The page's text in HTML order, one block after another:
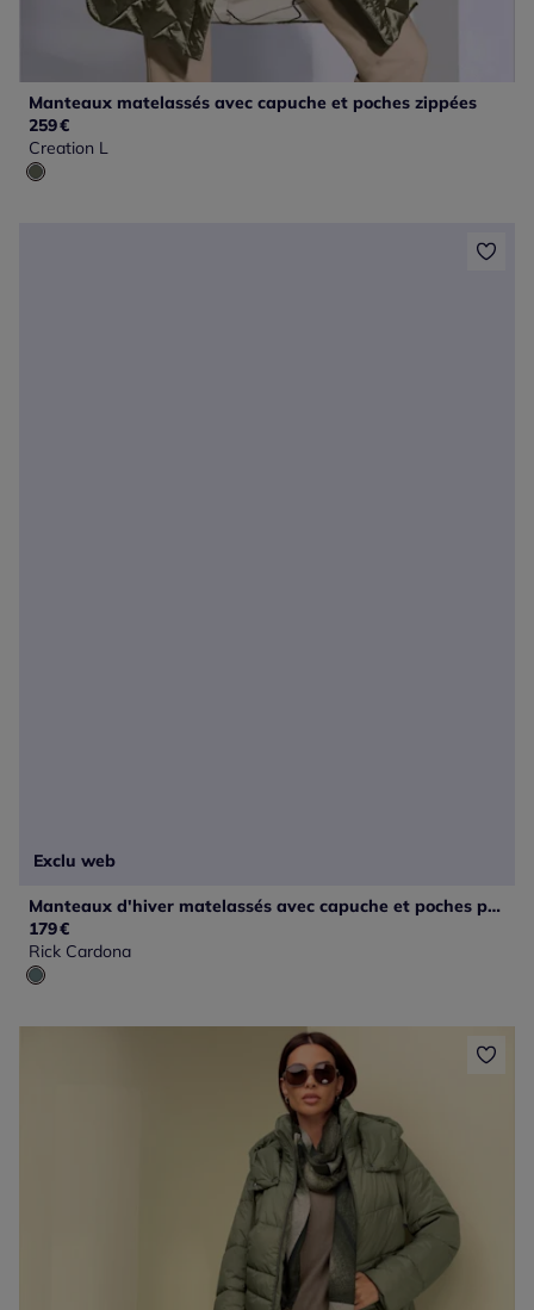
Manteaux matelassés avec capuche et poches zippées
259€
Creation L
Exclu web
Manteaux d'hiver matelassés avec capuche et poches pratiques
179€
Rick Cardona